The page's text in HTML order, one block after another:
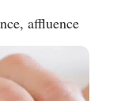
affluence